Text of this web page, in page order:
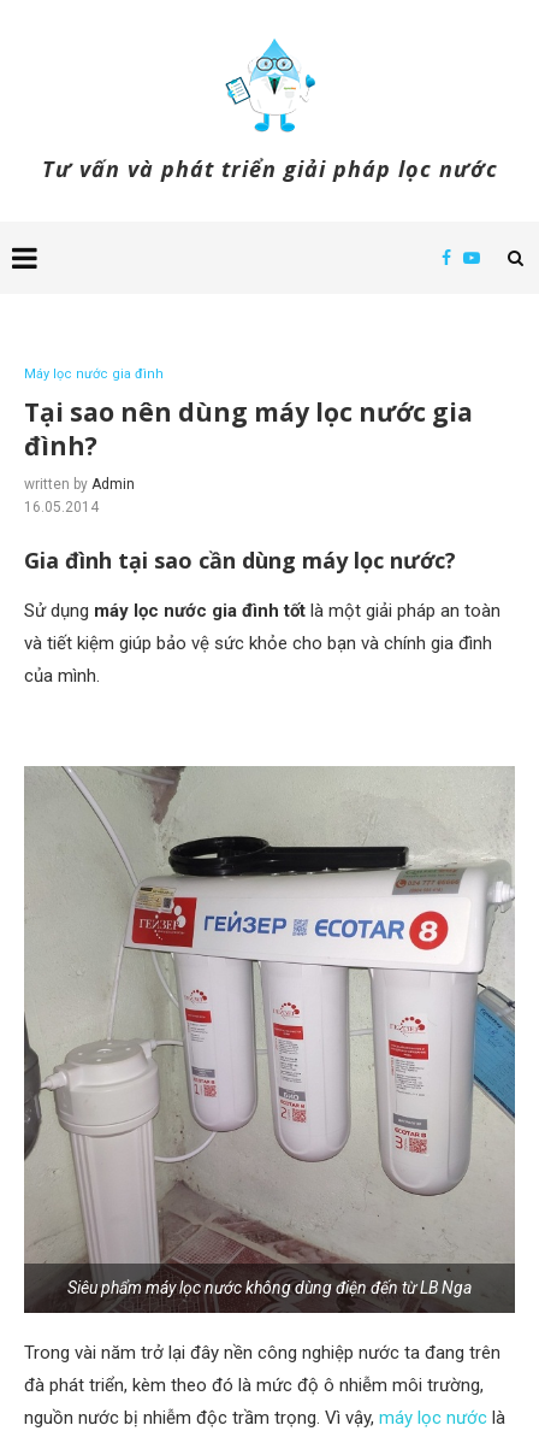
Tư vấn và phát triển giải pháp lọc nước
Máy lọc nước gia đình
Tại sao nên dùng máy lọc nước gia
đình?
written by Admin
16.05.2014
Gia đình tại sao cần dùng máy lọc nước?
Sử dụng máy lọc nước gia đình tốt là một giải pháp an toàn
và tiết kiệm giúp bảo vệ sức khỏe cho bạn và chính gia đình
của mình.
Siêu phẩm máy lọc nước không dùng điện đến từ LB Nga
Trong vài năm trở lại đây nền công nghiệp nước ta đang trên
đà phát triển, kèm theo đó là mức độ ô nhiễm môi trường,
nguồn nước bị nhiễm độc trầm trọng. Vì vậy, máy lọc nước là